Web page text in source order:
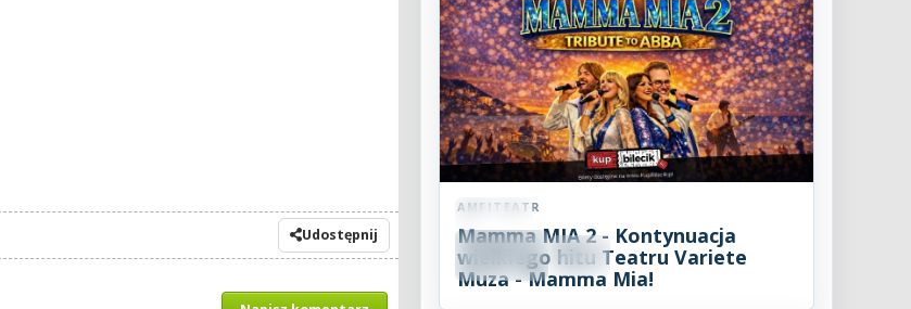
Udostępnij
Koncert
08 2026 19:00
AMFITEATR
Mamma MIA 2 - Kontynuacja
wielkiego hitu Teatru Variete
Muza - Mamma Mia!